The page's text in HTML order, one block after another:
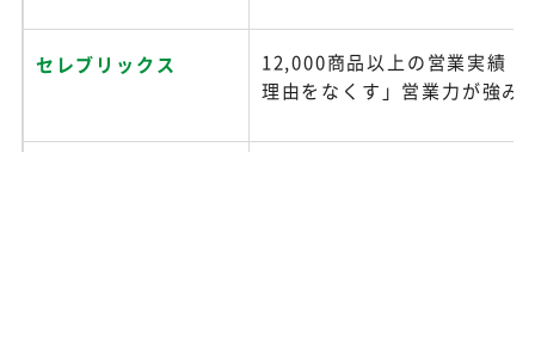
セレブリックス
12,000商品以上の営業実績！
理由をなくす」営業力が強み